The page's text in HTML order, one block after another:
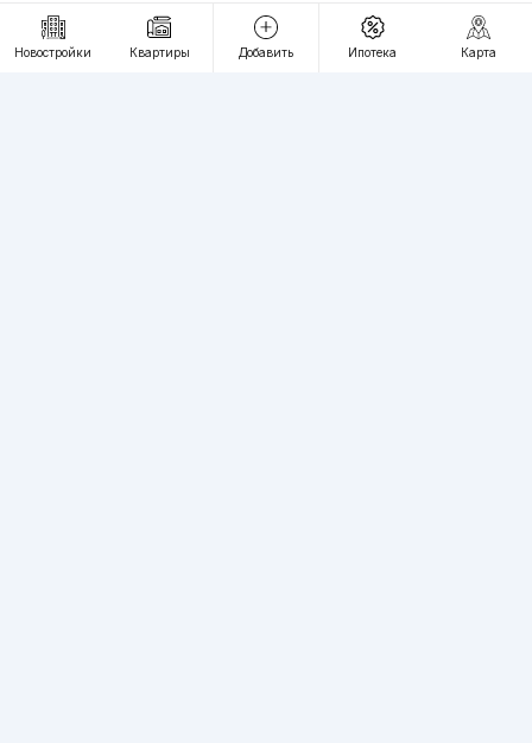
Новостройки Квартиры Добавить Ипотека Карта
+998 (93) 390-30-10
Пн-Пт. С 9:30 до 18:00